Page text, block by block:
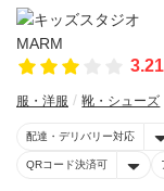
3.21
服・洋服 靴・シューズ
配達・デリバリー対応
QRコード決済可